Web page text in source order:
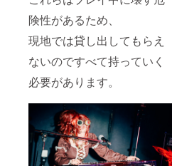
険性があるため、
現地では貸し出してもらえ
ないのですべて持っていく
必要があります。